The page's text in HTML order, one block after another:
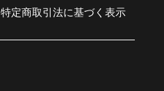
特定商取引法に基づく表示